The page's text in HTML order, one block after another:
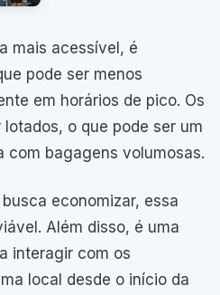
mais acessível, é
pode ser menos
em horários de pico. Os
o que pode ser um
com bagagens volumosas.
economizar, essa
Além disso, é uma
interagir com os
local desde o início da